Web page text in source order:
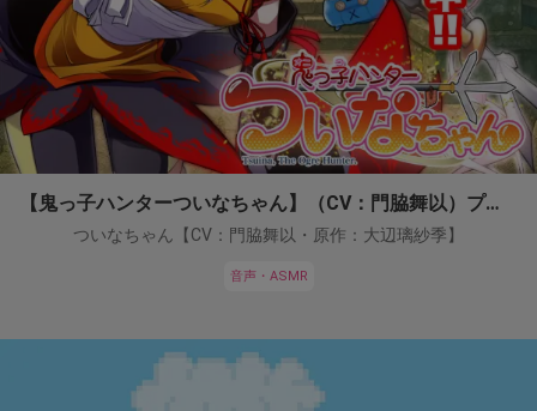
【鬼っ子ハンターついなちゃん】（CV：門脇舞以）プロジェクト！
ついなちゃん【CV：門脇舞以・原作：大辺璃紗季】
音声・ASMR